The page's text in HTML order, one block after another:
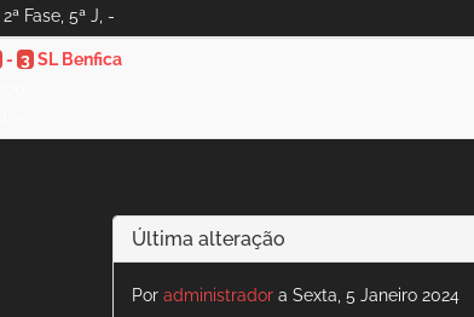
Fase, 5ª J, -
- 3 SL Benfica
Última alteração
Por administradora Sexta, 5 Janeiro 2024